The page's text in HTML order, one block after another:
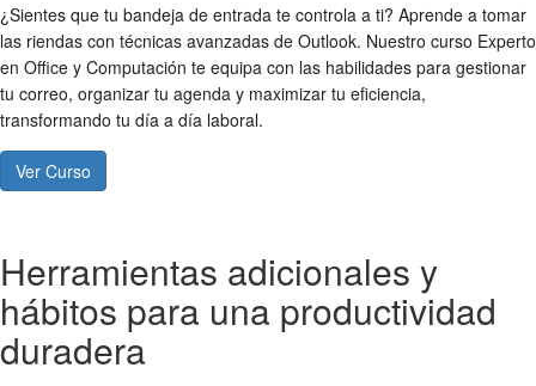
¿Sientes que tu bandeja de entrada te controla a ti? Aprende a tomar
las riendas con técnicas avanzadas de Outlook. Nuestro curso Experto
en Office y Computación te equipa con las habilidades para gestionar
tu correo, organizar tu agenda y maximizar tu eficiencia,
transformando tu día a día laboral.
Ver Curso
Herramientas adicionales y
hábitos para una productividad
duradera